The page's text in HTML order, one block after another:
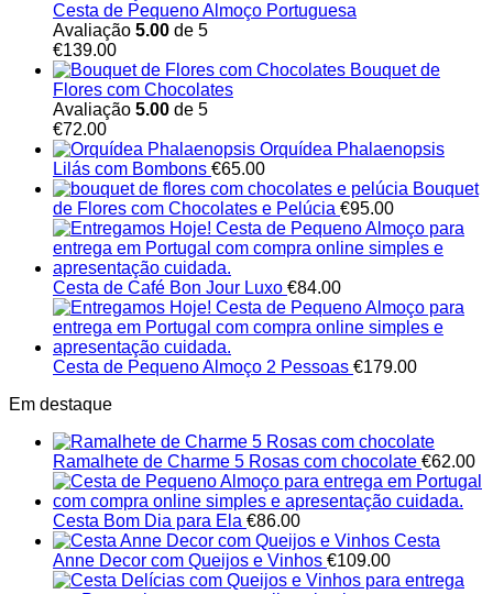
Cesta de Pequeno Almoço Portuguesa
Avaliação 5.00 de 5
€139.00
Bouquet de
Flores com Chocolates
Avaliação 5.00 de 5
€72.00
Orquídea Phalaenopsis
Lilás com Bombons €65.00
Bouquet
de Flores com Chocolates e Pelúcia €95.00
Cesta de Café Bon Jour Luxo €84.00
Cesta de Pequeno Almoço 2 Pessoas €179.00
Em destaque
Ramalhete de Charme 5 Rosas com chocolate €62.00
Cesta Bom Dia para Ela €86.00
Cesta
Anne Decor com Queijos e Vinhos €109.00